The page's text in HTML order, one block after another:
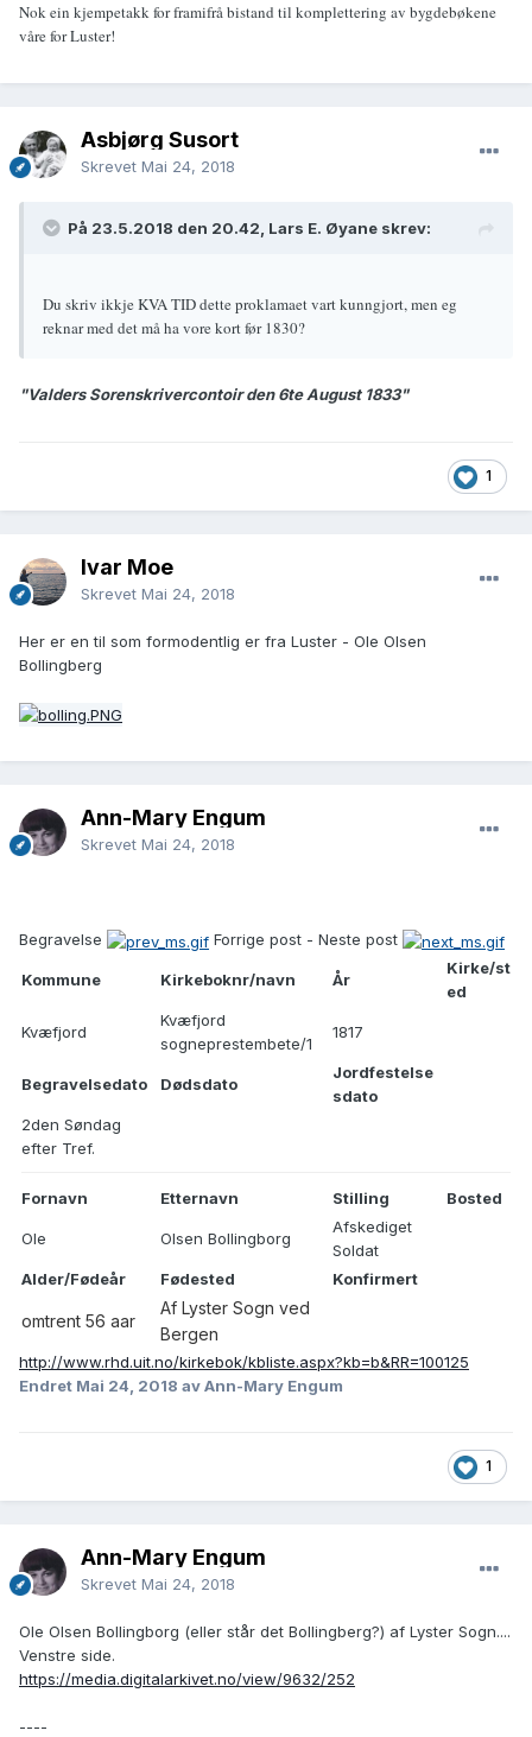
Nok ein kjempetakk for framifrå bistand til komplettering av bygdebøkene
våre for Luster!
Åsbjørg Susort
Skrevet Mai 24, 2018
På 23.5.2018 den 20.42, Lars E. Øyane skrev:
Du skriv ikkje KVA TID dette proklamaet vart kunngjort, men eg
reknar med det må ha vore kort før 1830?
"Valders Sorenskrivercontoir den 6te August 1833"
1
Ivar Moe
Skrevet Mai 24, 2018
Her er en til som formodentlig er fra Luster - Ole Olsen
Bollingberg
Ann-Mary Engum
Skrevet Mai 24, 2018
Begravelse Forrige post - Neste post
Kommune Kirkeboknr/navn År
Kirke/st
ed
Kvæfjord
Kvæfjord
sogneprestembete/1
1817
Begravelsedato Dødsdato
Jordfestelse
sdato
2den Søndag
efter Tref.
Fornavn Etternavn Stilling Bosted
Ole Olsen Bollingborg
Afskediget
Soldat
Alder/Fødeår
Fødested Konfirmert
omtrent 56 aar
Af Lyster Sogn ved
Bergen
http://www.rhd.uit.no/kirkebok/kbliste.aspx?kb=b&RR=100125
Endret Mai 24, 2018 av Ann-Mary Engum
1
Ann-Mary Engum
Skrevet Mai 24, 2018
Ole Olsen Bollingborg (eller står det Bollingberg?) af Lyster Sogn....
Venstre side.
https://media.digitalarkivet.no/view/9632/252
----